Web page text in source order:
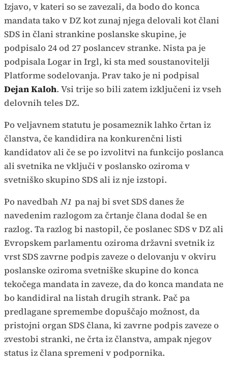
Izjavo, v kateri so se zavezali, da bodo do konca
mandata tako v DZ kot zunaj njega delovali kot člani
SDS in člani strankine poslanske skupine, je
podpisalo 24 od 27 poslancev stranke. Nista pa je
podpisala Logar in Irgl, ki sta med soustanovitelji
Platforme sodelovanja. Prav tako je ni podpisal
Dejan Kaloh. Vsi trije so bili zatem izključeni iz vseh
delovnih teles DZ.
Po veljavnem statutu je posameznik lahko črtan iz
članstva, če kandidira na konkurenčni listi
kandidatov ali če se po izvolitvi na funkcijo poslanca
ali svetnika ne vključi v poslansko oziroma v
svetniško skupino SDS ali iz nje izstopi.
Po navedbahN1 pa naj bi svet SDS danes že
navedenim razlogom za črtanje člana dodal še en
razlog. Ta razlog bi nastopil, če poslanec SDS v DZ ali
Evropskem parlamentu oziroma državni svetnik iz
vrst SDS zavrne podpis zaveze o delovanju v okviru
poslanske oziroma svetniške skupine do konca
tekočega mandata in zaveze, da do konca mandata ne
bo kandidiral na listah drugih strank. Pač pa
predlagane spremembe dopuščajo možnost, da
pristojni organ SDS člana, ki zavrne podpis zaveze o
zvestobi stranki, ne črta iz članstva, ampak njegov
status iz člana spremeni v podpornika.